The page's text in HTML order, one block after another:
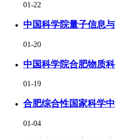
01-22
中国科学院量子信息
01-20
中国科学院合肥物质
01-19
合肥综合性国家科学
01-04